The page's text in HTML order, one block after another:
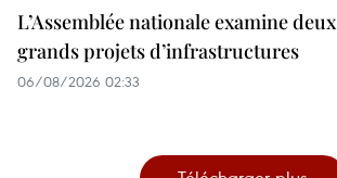
L’Assemblée nationale examine deux
grands projets d’infrastructures
06/08/2026 02:33